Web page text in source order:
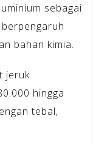
sebagai
bahan kimia.
jeruk
hingga
tebal,